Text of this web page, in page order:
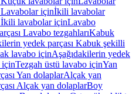
Lavabolar içinİkili lavabolar
İkili lavabolar içinLavabo
Lavabo tezgahlarıKabuk
yedek parçası Kabuk şekilli
lavabo içinAşağıdakilerin yedek
içinTezgah üstü lavabo içinYan
Yan dolaplarAlçak yan
Alçak yan dolaplarBoy